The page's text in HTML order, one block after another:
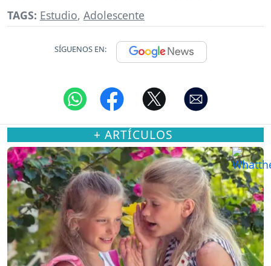
TAGS: Estudio, Adolescente
SÍGUENOS EN:
+ ARTÍCULOS